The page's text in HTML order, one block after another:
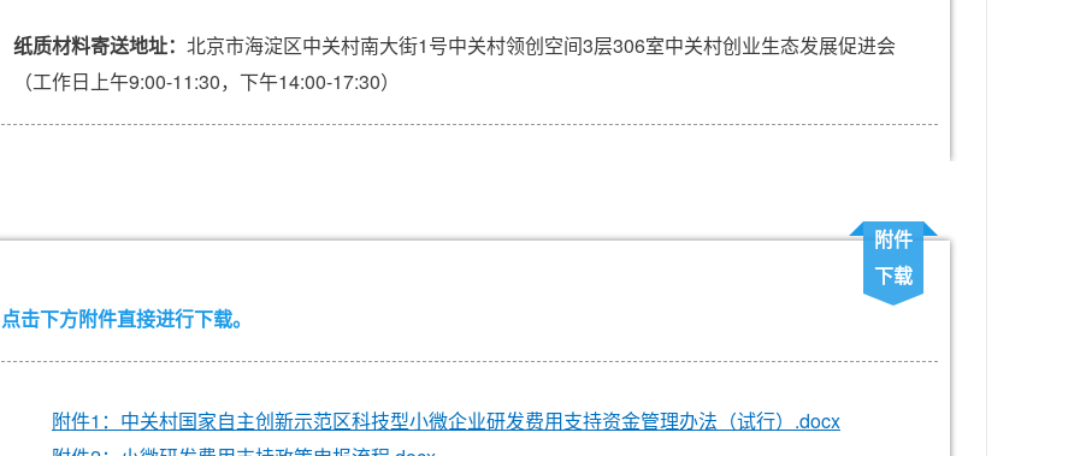
纸质材料寄送地址： 北京市海淀区中关村南大街1号中关村领创空间3层306室中关村创业生态发展促进会
（工作日上午9:00-11:30，下午14:00-17:30）
附件
下载
点击下方附件直接进行下载。
附件1：中关村国家自主创新示范区科技型小微企业研发费用支持资金管理办法（试行）.docx